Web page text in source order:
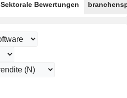
Sektorale Bewertungen